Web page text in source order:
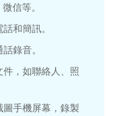
信等。
和簡訊。
錄音。
，如聯絡人、照
手機屏幕，錄製